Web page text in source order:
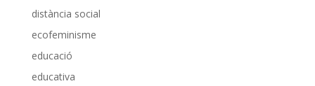
distància social
ecofeminisme
educació
educativa